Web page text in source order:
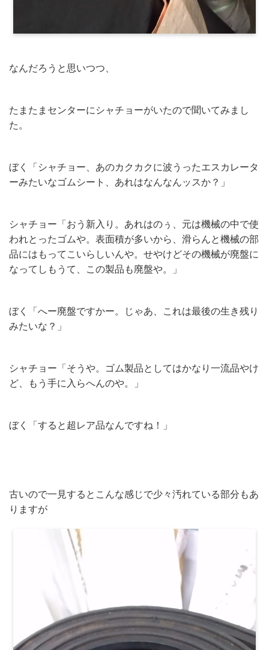
なんだろうと思いつつ、
たまたまセンターにシャチョーがいたので聞いてみまし
た。
ぼく「シャチョー、あのカクカクに波うったエスカレータ
ーみたいなゴムシート、あれはなんなんッスか？」
シャチョー「おう新入り。あれはのぅ、元は機械の中で使
われとったゴムや。表面積が多いから、滑らんと機械の部
品にはもってこいらしいんや。せやけどその機械が廃盤に
なってしもうて、この製品も廃盤や。」
ぼく「へー廃盤ですかー。じゃあ、これは最後の生き残り
みたいな？」
シャチョー「そうや。ゴム製品としてはかなり一流品やけ
ど、もう手に入らへんのや。」
ぼく「すると超レア品なんですね！」
古いので一見するとこんな感じで少々汚れている部分もあ
りますが